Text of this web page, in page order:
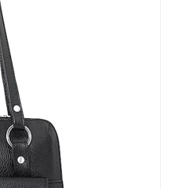
%
Добавляйте товары
Оплачивайте сегодня только
25% картой любого банка